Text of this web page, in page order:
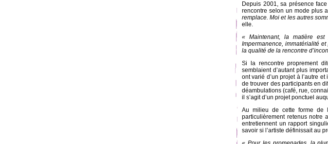
Depuis 2001, sa présence
rencontre selon un mode plus
remplace. Moi et les autres
elle.
« Maintenant, la matière est
Impermanence, immatérialité
la qualité de la rencontre
Si la rencontre proprement
semblaient d’autant plus
ont varié d’un projet à l’autre
de trouver des participants en
déambulations (café, rue,
il s’agit d’un projet ponctuel
Au milieu de cette forme de
particulièrement retenus notre
entretiennent un rapport
savoir si l’artiste définissait au